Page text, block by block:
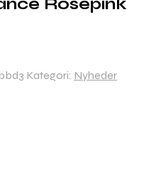
Rosepink
Kategori: Nyheder